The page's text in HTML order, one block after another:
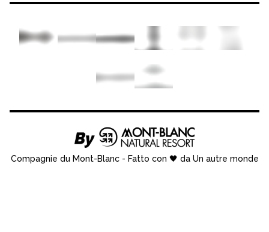
Compagnie du Mont-Blanc- Fatto con 🖤 da Un autre monde